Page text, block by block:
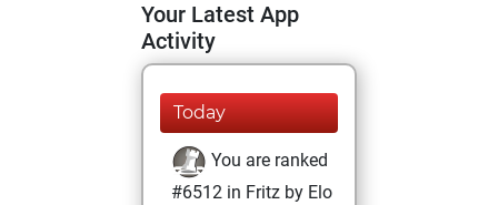
Your Latest App
Activity
Today
You are ranked
#6512 in Fritz by Elo